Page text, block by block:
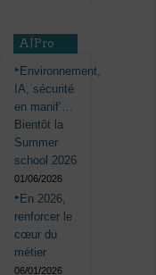
AJPro
Environnement,
IA, sécurité
en manif’…
Bientôt la
Summer
school 2026
01/06/2026
En 2026,
renforcer le
cœur du
métier
06/01/2026